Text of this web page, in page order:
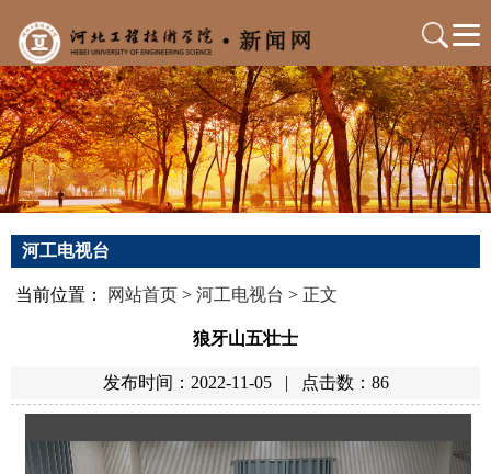
河工电视台
当前位置： 网站首页 > 河工电视台 > 正文
狼牙山五壮士
发布时间：2022-11-05| 点击数： 86